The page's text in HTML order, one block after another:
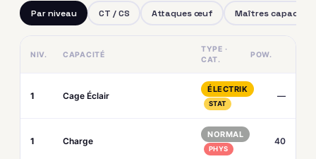
Par niveau CT / CS Attaques œuf Maîtres capacités
NIV. CAPACITÉ
TYPE ·
CAT.
POW.
1 Cage Éclair
ÉLECTRIK
STAT
—
1 Charge
NORMAL
PHYS
40